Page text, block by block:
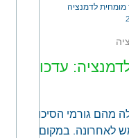
עדכון
מהם גורמי הסיכון
לאחרונה. במקום
לדמנציה